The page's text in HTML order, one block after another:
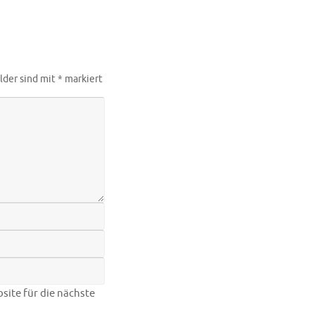
sind mit* markiert
für die nächste